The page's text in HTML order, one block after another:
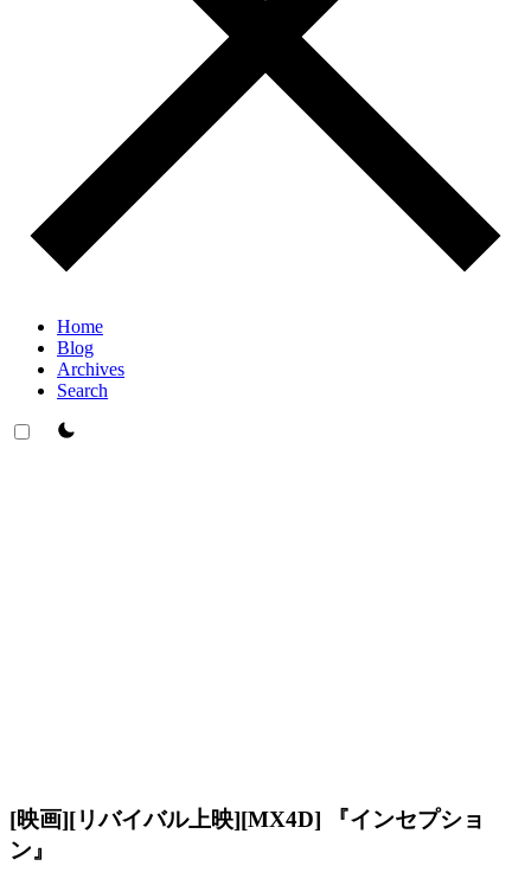
Home
Blog
Archives
Search
theme switcher
[映画][リバイバル上映][MX4D] 『インセプショ
ン』